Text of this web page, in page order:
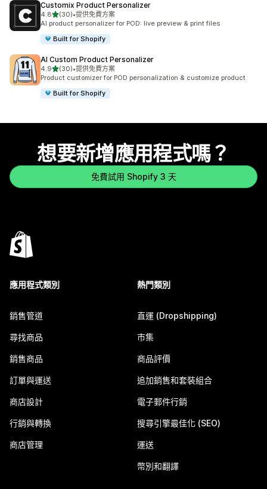
Customix Product Personalizer
4.8滿分 5 顆星
(30)
共有 30 則評價
•提供免費方案
AI product personalizer for POD: live preview & print files
Built for Shopify
AI Custom Product Personalizer
4.9滿分 5 顆星
(30)
共有 30 則評價
•提供免費方案
Product customizer for POD personalization & customize product
Built for Shopify
想要新增應用程式嗎？
免費試用 Shopify 3 天
應用程式類別
銷售管道
尋找商品
銷售商品
訂單與運送
商店設計
行銷與轉換
商店管理
熱門類別
直運 (Dropshipping)
市集
商品評價
追加銷售和套裝組合
電子郵件行銷
搜尋引擎最佳化 (SEO)
運送
幣別和翻譯